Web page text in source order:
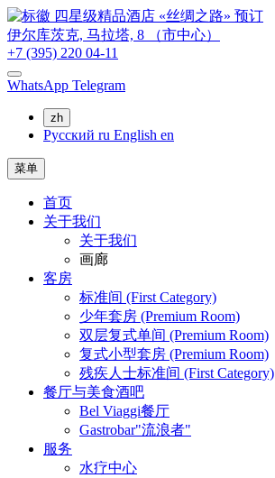
预订
伊尔库茨克, 马拉塔, 8
（市中心）
+7 (395) 220 04-11
WhatsApp Telegram
zh
Русский ru English en
菜单
首页
关于我们
关于我们
画廊
客房
标准间 (First Category)
少年套房 (Premium Room)
双层复式单间 (Premium Room)
复式小型套房 (Premium Room)
残疾人士标准间 (First Category)
餐厅与美食酒吧
Bel Viaggi餐厅
Gastrobar"流浪者"
服务
水疗中心